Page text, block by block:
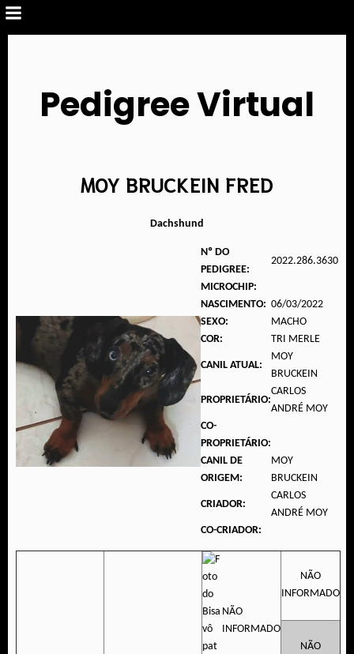
Pedigree Virtual
MOY BRUCKEIN FRED
Dachshund
Nº DO
PEDIGREE:
2022.286.3630
MICROCHIP:
NASCIMENTO: 06/03/2022
SEXO:
MACHO
COR:
TRI MERLE
CANIL ATUAL:
MOY
BRUCKEIN
PROPRIETÁRIO:
CARLOS
ANDRÉ MOY
CO-
PROPRIETÁRIO:
CANIL DE
ORIGEM:
MOY
BRUCKEIN
CRIADOR:
CARLOS
ANDRÉ MOY
CO-CRIADOR:
NÃO
INFORMADO
NÃO
INFORMADO
NÃO